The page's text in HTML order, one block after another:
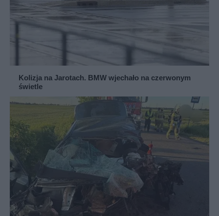
Kolizja na Jarotach. BMW wjechało na czerwonym
świetle